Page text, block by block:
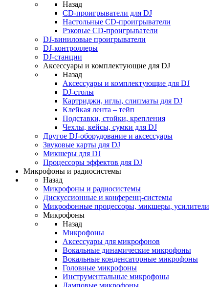
Назад
CD-проигрыватели для DJ
Настольные CD-проигрыватели
Рэковые CD-проигрыватели
DJ-виниловые проигрыватели
DJ-контроллеры
DJ-станции
Аксессуары и комплектующие для DJ
Назад
Аксессуары и комплектующие для DJ
DJ-столы
Картриджи, иглы, слипматы для DJ
Клейкая лента – тейп
Подставки, стойки, крепления
Чехлы, кейсы, сумки для DJ
Другое DJ-оборудование и аксессуары
Звуковые карты для DJ
Микшеры для DJ
Процессоры эффектов для DJ
Микрофоны и радиосистемы
Назад
Микрофоны и радиосистемы
Дискуссионные и конференц-системы
Микрофонные процессоры, микшеры, усилители
Микрофоны
Назад
Микрофоны
Аксессуары для микрофонов
Вокальные динамические микрофоны
Вокальные конденсаторные микрофоны
Головные микрофоны
Инструментальные микрофоны
Ламповые микрофоны